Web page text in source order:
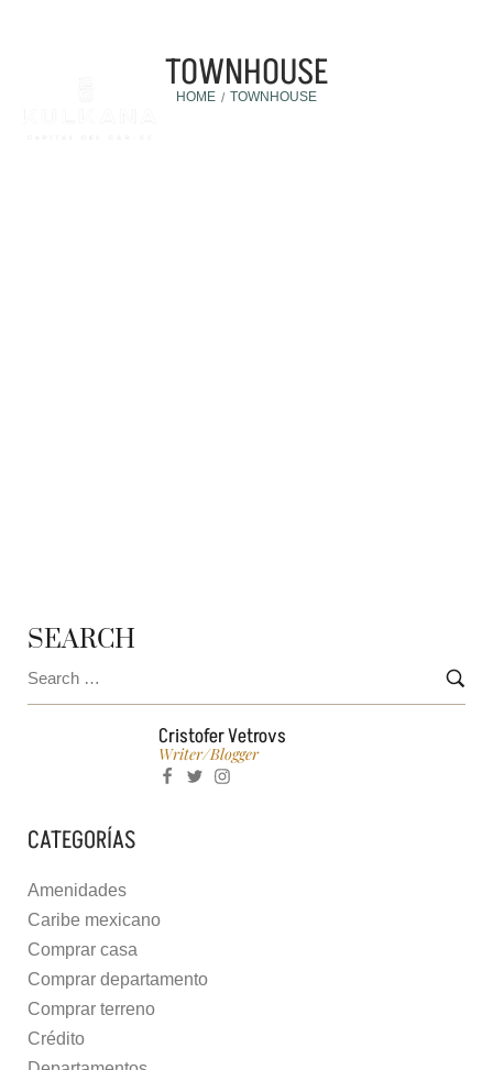
TOWNHOUSE
HOME / TOWNHOUSE
SEARCH
Cristofer Vetrovs
Writer/blogger
CATEGORÍAS
Amenidades
Caribe mexicano
Comprar casa
Comprar departamento
Comprar terreno
Crédito